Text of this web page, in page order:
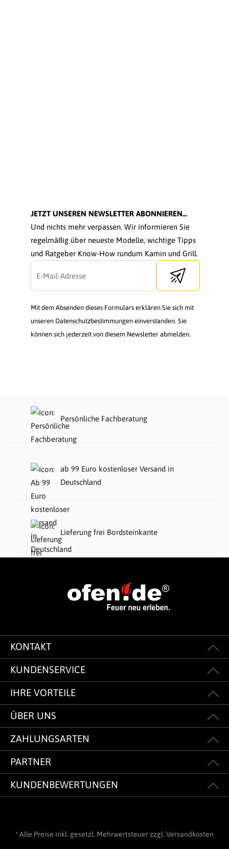
JETZT UNSEREN NEWSLETTER ABONNIEREN...
Und nichts mehr verpassen. Wir informieren Sie
regelmäßig über neueste Modelle, wichtige Tipps
und Ratgeber Know-How rundum Kamin und Grill.
Send newsletter
Mit dem Absenden dieses Formulars erklären Sie sich mit
unseren Datenschutzbestimmungen einverstanden. Sie
können sich jederzeit von diesem Newsletter abmelden.
Persönliche Fachberatung
ab 99 Euro kostenloser Versand in
Deutschland
Lieferung frei Bordsteinkante
KONTAKT
KUNDENSERVICE
IHRE VORTEILE
ÜBER UNS
ZAHLUNGSARTEN
PARTNER
KUNDENBEWERTUNGEN
* Alle Preise inkl. gesetzl. Mehrwertsteuer zzgl. Versandkosten